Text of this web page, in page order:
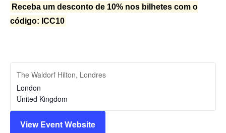
Receba um desconto de 10% nos bilhetes com o
código: ICC10
The Waldorf Hilton, Londres
London
United Kingdom
View Event Website